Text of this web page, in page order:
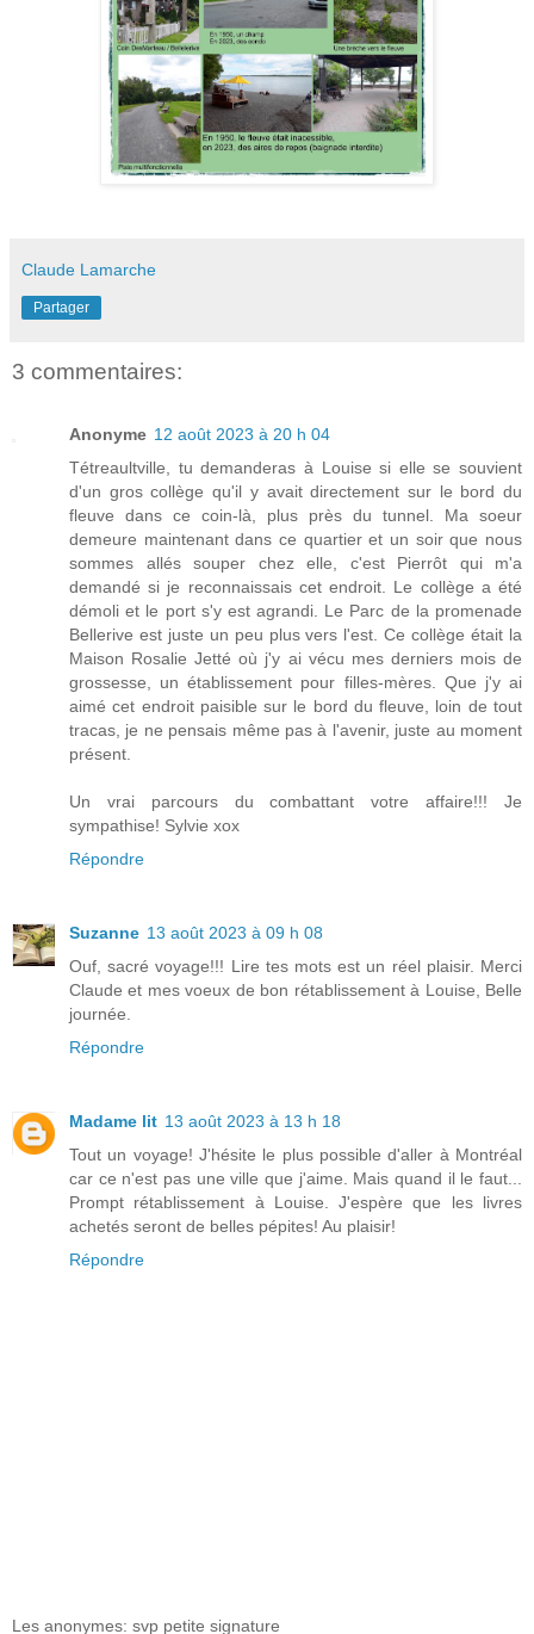
Claude Lamarche
Partager
3 commentaires:
Anonyme 12 août 2023 à 20 h 04
Tétreaultville, tu demanderas à Louise si elle se souvient
d'un gros collège qu'il y avait directement sur le bord du
fleuve dans ce coin-là, plus près du tunnel. Ma soeur
demeure maintenant dans ce quartier et un soir que nous
sommes allés souper chez elle, c'est Pierrôt qui m'a
demandé si je reconnaissais cet endroit. Le collège a été
démoli et le port s'y est agrandi. Le Parc de la promenade
Bellerive est juste un peu plus vers l'est. Ce collège était la
Maison Rosalie Jetté où j'y ai vécu mes derniers mois de
grossesse, un établissement pour filles-mères. Que j'y ai
aimé cet endroit paisible sur le bord du fleuve, loin de tout
tracas, je ne pensais même pas à l'avenir, juste au moment
présent.
Un vrai parcours du combattant votre affaire!!! Je
sympathise! Sylvie xox
Répondre
Suzanne 13 août 2023 à 09 h 08
Ouf, sacré voyage!!! Lire tes mots est un réel plaisir. Merci
Claude et mes voeux de bon rétablissement à Louise, Belle
journée.
Répondre
Madame lit 13 août 2023 à 13 h 18
Tout un voyage! J'hésite le plus possible d'aller à Montréal
car ce n'est pas une ville que j'aime. Mais quand il le faut...
Prompt rétablissement à Louise. J'espère que les livres
achetés seront de belles pépites! Au plaisir!
Répondre
Les anonymes: svp petite signature